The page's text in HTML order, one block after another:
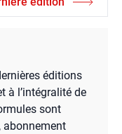
éditions
à l’intégralité de
sont
abonnement